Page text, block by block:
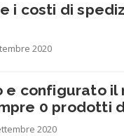
i costi di
2020
configurato il
0 prodotti
2020